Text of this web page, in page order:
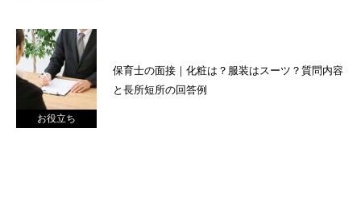
お役立ち
保育士の面接｜化粧は？服装はスーツ？質問内容
と長所短所の回答例